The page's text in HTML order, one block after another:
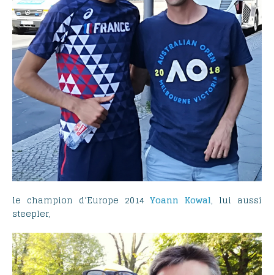
le champion d’Europe 2014YoannKowal, lui aussi
steepler,